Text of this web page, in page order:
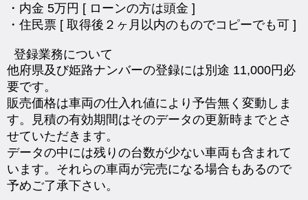
・内金 5万円 [ ローンの方は頭金 ]
・住民票 [ 取得後２ヶ月以内のものでコピーでも可 ]
登録業務について
他府県及び姫路ナンバーの登録には別途 11,000円必
要です。
販売価格は車両の仕入れ値により予告無く変動しま
す。見積の有効期間はそのデータの更新時までとさ
せていただきます。
データの中には残りの台数が少ない車両も含まれて
います。それらの車両が完売になる場合もあるので
予めご了承下さい。